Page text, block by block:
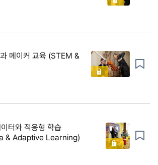
메이커 교육 (STEM &
터와 적응형 학습
& Adaptive Learning)